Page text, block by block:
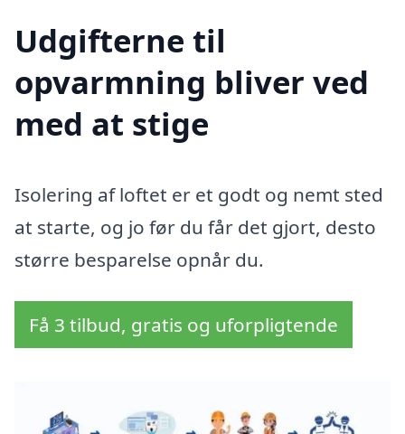
Udgifterne til
opvarmning bliver ved
med at stige
Isolering af loftet er et godt og nemt sted
at starte, og jo før du får det gjort, desto
større besparelse opnår du.
Få 3 tilbud, gratis og uforpligtende